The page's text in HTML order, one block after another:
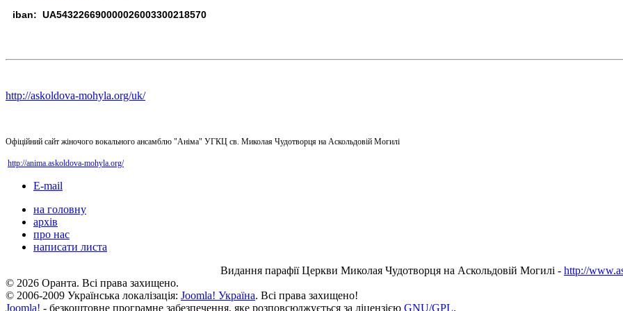
iban: UA543226690000026003300218570
http://askoldova-mohyla.org/uk/
Офіційний сайт жіночого вокального ансамблю "Аніма" УГКЦ св. Миколая Чудотворця на Аскольдовій Могилі
http://anima.askoldova-mohyla.org/
E-mail
на головну
архів
про нас
написати листа
Видання парафії Церкви Миколая Чудотворця на Аскольдовій Могилі - http://
© 2026 Оранта. Всі права захищено.
© 2006-2009 Українська локалізація: Joomla! Україна. Всі права захищено!
Joomla! - безкоштовне програмне забезпечення, яке розповсюджується за ліцензією GNU/GPL.